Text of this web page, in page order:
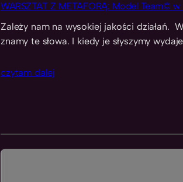
WARSZTAT Z METAFORĄ: Model Team©
Zależy nam na wysokiej jakości działań.
znamy te słowa. I kiedy je słyszymy
czytam dalej